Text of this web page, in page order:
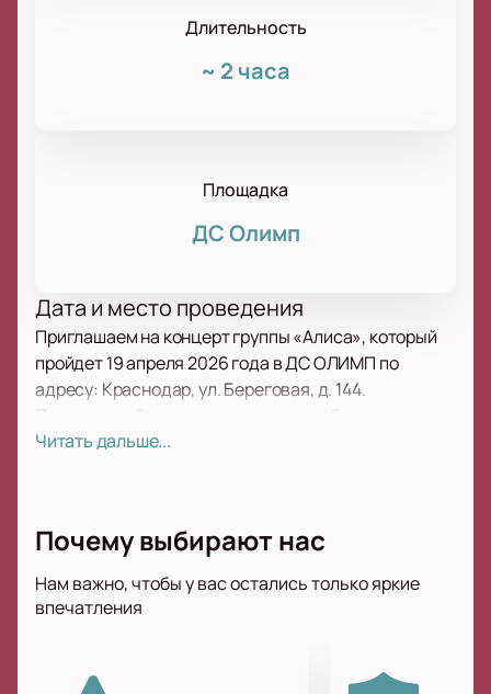
Длительность
~ 2 часа
Площадка
ДС Олимп
Дата и место проведения
Приглашаем на концерт группы «Алиса», который
пройдет 19 апреля 2026 года в ДС ОЛИМП по
адресу: Краснодар, ул. Береговая, д. 144.
истории отечественного рока. Музыканты
известны насыщенными выступлениями и песнями,
которые полюбили многие поколения. С момента
основания в 1983 году в Ленинграде группа
узнаете знакомые композиции, ставшие символом
Читать дальше...
Почему выбирают нас
Нам важно, чтобы у вас остались только яркие
впечатления